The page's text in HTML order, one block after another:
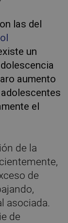
las del
un
aumento
el
de la
de
asociada.
de